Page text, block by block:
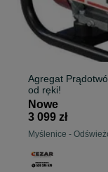
Agregat
od ręki!
Nowe
3 099 zł
Myślenice -